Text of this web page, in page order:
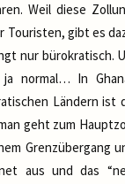
Weil diese
gibt es
nur bürokratisch.
normal… In
Ländern ist
geht zum
Grenzübergang
aus und das